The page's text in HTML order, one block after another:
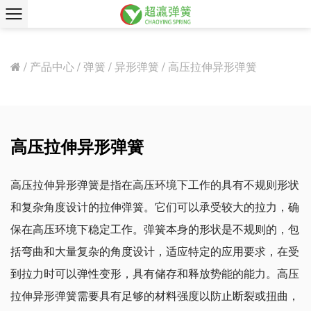
/ 产品中心 / 弹簧 / 异形弹簧 / 高压拉伸异形弹簧
高压拉伸异形弹簧
高压拉伸异形弹簧是指在高压环境下工作的具有不规则形状
和复杂角度设计的拉伸弹簧。它们可以承受较大的拉力，确
保在高压环境下稳定工作。弹簧本身的形状是不规则的，包
括弯曲和大量复杂的角度设计，适应特定的应用要求，在受
到拉力时可以弹性变形，具有储存和释放势能的能力。高压
拉伸异形弹簧需要具有足够的材料强度以防止断裂或扭曲，